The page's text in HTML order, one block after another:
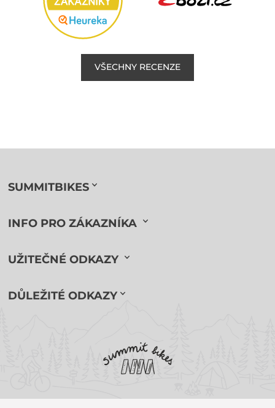
VŠECHNY RECENZE
SUMMITBIKES
INFO PRO ZÁKAZNÍKA
UŽITEČNÉ ODKAZY
DŮLEŽITÉ ODKAZY